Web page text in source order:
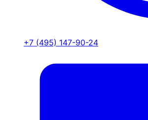
+7 (495) 147-90-24